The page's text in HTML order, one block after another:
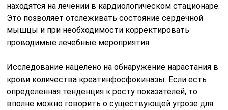
находятся на лечении в кардиологическом стационаре.
Это позволяет отслеживать состояние сердечной
мышцы и при необходимости корректировать
проводимые лечебные мероприятия.
Исследование нацелено на обнаружение нарастания в
крови количества креатинфосфокиназы. Если есть
определенная тенденция к росту показателей, то
вполне можно говорить о существующей угрозе для